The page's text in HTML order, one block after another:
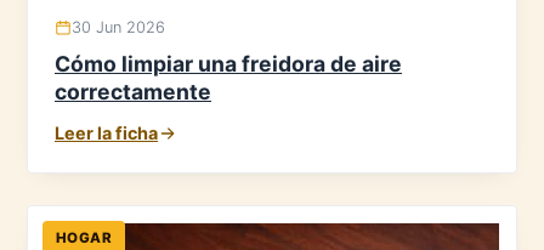
30 Jun 2026
Cómo limpiar una freidora de aire
correctamente
Leer la ficha
HOGAR